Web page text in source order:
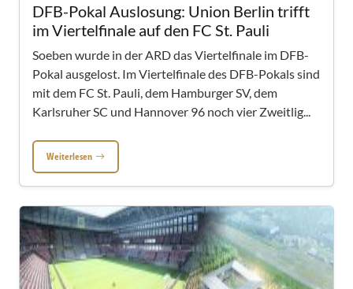
DFB-Pokal Auslosung: Union Berlin trifft
im Viertelfinale auf den FC St. Pauli
Soeben wurde in der ARD das Viertelfinale im DFB-
Pokal ausgelost. Im Viertelfinale des DFB-Pokals sind
mit dem FC St. Pauli, dem Hamburger SV, dem
Karlsruher SC und Hannover 96 noch vier Zweitlig...
Weiterlesen